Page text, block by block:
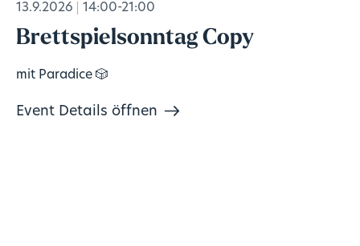
13.9.2026 14:00-21:00
Brettspielsonntag Copy
mit Paradice 🎲
Event Details öffnen